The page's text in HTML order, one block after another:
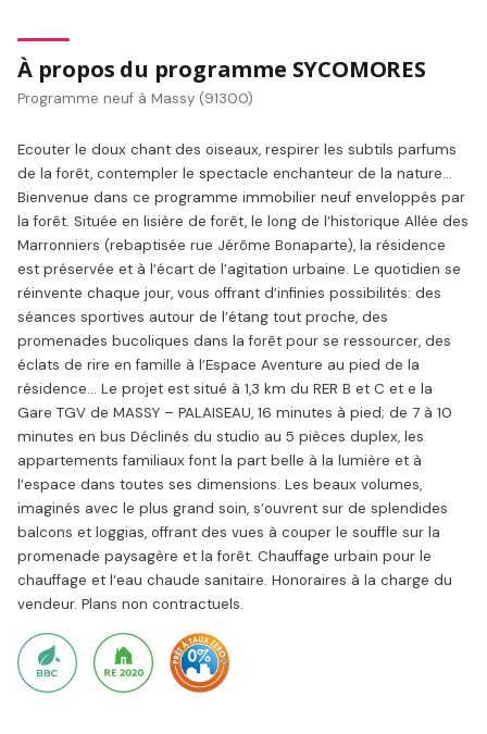
À propos du programme SYCOMORES
Programme neuf à Massy (91300)
Ecouter le doux chant des oiseaux, respirer les subtils parfums
de la forêt, contempler le spectacle enchanteur de la nature...
Bienvenue dans ce programme immobilier neuf enveloppés par
la forêt. Située en lisière de forêt, le long de l’historique Allée des
Marronniers (rebaptisée rue Jérôme Bonaparte), la résidence
est préservée et à l’écart de l’agitation urbaine. Le quotidien se
réinvente chaque jour, vous offrant d’infinies possibilités: des
séances sportives autour de l’étang tout proche, des
promenades bucoliques dans la forêt pour se ressourcer, des
éclats de rire en famille à l’Espace Aventure au pied de la
résidence... Le projet est situé à 1,3 km du RER B et C et e la
Gare TGV de MASSY – PALAISEAU, 16 minutes à pied; de 7 à 10
minutes en bus Déclinés du studio au 5 pièces duplex, les
appartements familiaux font la part belle à la lumière et à
l’espace dans toutes ses dimensions. Les beaux volumes,
imaginés avec le plus grand soin, s’ouvrent sur de splendides
balcons et loggias, offrant des vues à couper le souffle sur la
promenade paysagère et la forêt. Chauffage urbain pour le
chauffage et l’eau chaude sanitaire. Honoraires à la charge du
vendeur. Plans non contractuels.